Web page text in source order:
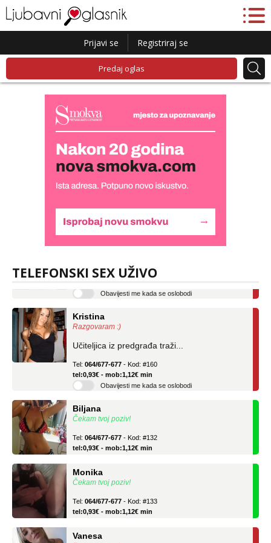
Prijavi se Registriraj se
Predaj oglas
TELEFONSKI SEX UŽIVO
Liliana
Razgovaram :)
tel:0,93€ - mob:1,12€ min
Razgovaram :)
tel:0,93€ - mob:1,12€ min
Obavijesti me kada se oslobodi
Čekam tvoj poziv!
tel:0,93€ - mob:1,12€ min
Čekam tvoj poziv!
tel:0,93€ - mob:1,12€ min
Razgovaram :)